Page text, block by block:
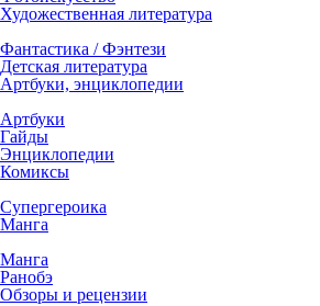
Художественная литература
Фантастика / Фэнтези
Детская литература
Артбуки, энциклопедии
Артбуки
Гайды
Энциклопедии
Комиксы
Супергероика
Манга
Манга
Ранобэ
Обзоры и рецензии